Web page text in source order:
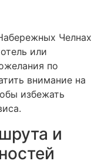
Челнах
или
по
внимание на
избежать
и